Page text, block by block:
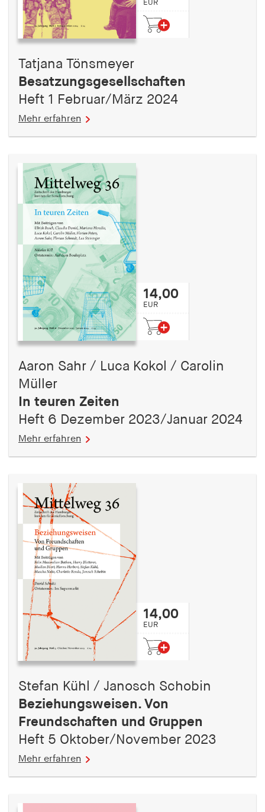
EUR
Tatjana Tönsmeyer
Besatzungsgesellschaften
Heft 1 Februar/März 2024
Mehr erfahren
14,00
EUR
Aaron Sahr / Luca Kokol / Carolin
Müller
In teuren Zeiten
Heft 6 Dezember 2023/Januar 2024
Mehr erfahren
14,00
EUR
Stefan Kühl / Janosch Schobin
Beziehungsweisen. Von
Freundschaften und Gruppen
Heft 5 Oktober/November 2023
Mehr erfahren